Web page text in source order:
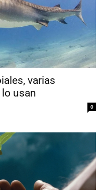
varias
usan
0